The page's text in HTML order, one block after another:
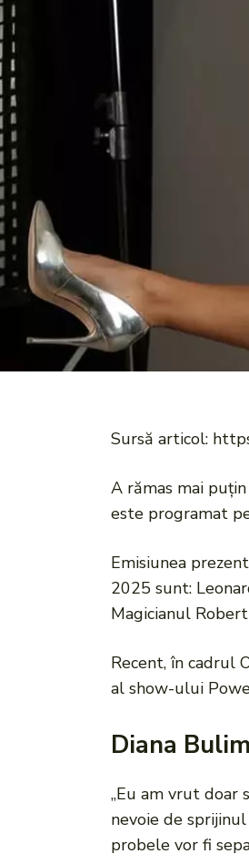
Sursă articol:
A rămas mai
este programat
Emisiunea
2025 sunt:
Magicianul
Recent, în cadrul
al show-ului
Diana
„Eu am vrut doar
nevoie de
probele vor fi